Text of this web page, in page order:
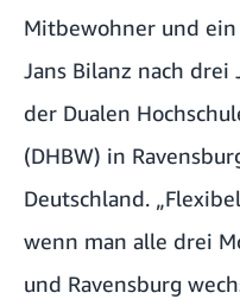
Mitbewohner und ein
Jans Bilanz nach drei
der Dualen
(DHBW) in
Deutschland.
wenn man alle drei
und Ravensburg